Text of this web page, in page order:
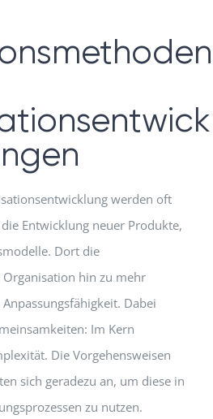
werden oft
Entwicklung neuer Produkte,
Dort die
hin zu mehr
Dabei
Im Kern
Die Vorgehensweisen
sich geradezu an, um diese in
zu nutzen.